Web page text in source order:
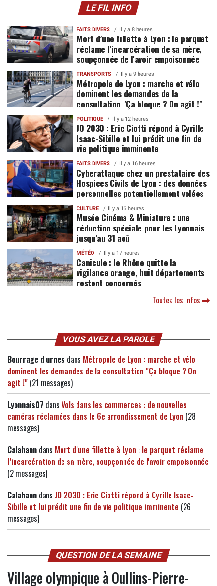
LE FIL INFO
FAITS DIVERS Il y a 8 heures
Mort d’une fillette à Lyon : le parquet
réclame l’incarcération de sa mère,
soupçonnée de l'avoir empoisonnée
TRANSPORTS Il y a 9 heures
Métropole de Lyon : marche et vélo
dominent les demandes de la
consultation "Ça bloque ? On agit !"
POLITIQUE Il y a 12 heures
JO 2030 : Eric Ciotti répond à Cyrille
Isaac-Sibille et lui prédit une fin de
vie politique imminente
FAITS DIVERS Il y a 16 heures
Cyberattaque chez un prestataire des
Hospices Civils de Lyon : des données
personnelles potentiellement volées
CULTURE Il y a 16 heures
Musée Cinéma & Miniature : une
réduction spéciale pour les Lyonnais
jusqu’au 31 aoû
MÉTÉO Il y a 17 heures
Canicule : le Rhône quitte la
vigilance orange, huit départements
restent concernés
Toutes les infos
VOUS AVEZ LA PAROLE
Bourrage d urnes dans Métropole de Lyon : marche et vélo
dominent les demandes de la consultation "Ça bloque ? On
agit !" (21 messages)
Lyonnais07 dans Vols dans les commerces : de nouvelles
caméras réclamées dans le 6e arrondissement de Lyon (28
messages)
Calahann dans Mort d’une fillette à Lyon : le parquet réclame
l’incarcération de sa mère, soupçonnée de l'avoir empoisonnée
(2 messages)
Calahann dans JO 2030 : Eric Ciotti répond à Cyrille Isaac-
Sibille et lui prédit une fin de vie politique imminente (26
messages)
QUESTION DE LA SEMAINE
Village olympique à Oullins-Pierre-